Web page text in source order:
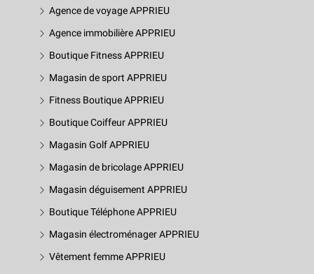
Agence de voyage APPRIEU
Agence immobilière APPRIEU
Boutique Fitness APPRIEU
Magasin de sport APPRIEU
Fitness Boutique APPRIEU
Boutique Coiffeur APPRIEU
Magasin Golf APPRIEU
Magasin de bricolage APPRIEU
Magasin déguisement APPRIEU
Boutique Téléphone APPRIEU
Magasin électroménager APPRIEU
Vêtement femme APPRIEU